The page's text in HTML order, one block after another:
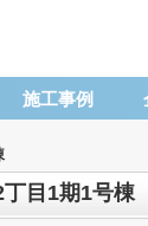
施工事例
目1期1号棟